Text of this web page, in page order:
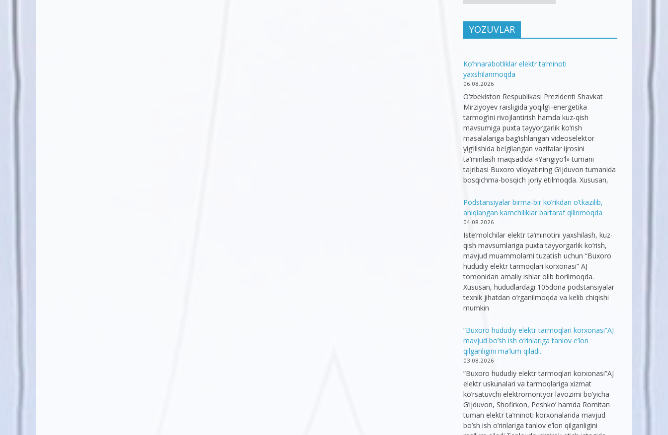
YOZUVLAR
Ko’hnarabotliklar elektr ta’minoti
yaxshilanmoqda
06.08.2026
O‘zbekiston Respublikasi Prezidenti Shavkat
Mirziyoyev raisligida yoqilg‘i-energetika
tarmog‘ini rivojlantirish hamda kuz-qish
mavsumiga puxta tayyorgarlik ko‘rish
masalalariga bag‘ishlangan videoselektor
yig‘ilishida belgilangan vazifalar ijrosini
ta’minlash maqsadida «Yangiyo‘l» tumani
tajribasi Buxoro viloyatining G‘ijduvon tumanida
bosqichma-bosqich joriy etilmoqda. Xususan,
Podstansiyalar birma-bir ko’rikdan o’tkazilib,
aniqlangan kamchiliklar bartaraf qilinmoqda
04.08.2026
Iste’molchilar elektr ta’minotini yaxshilash, kuz-
qish mavsumlariga puxta tayyorgarlik ko‘rish,
mavjud muammolarni tuzatish uchun “Buxoro
hududiy elektr tarmoqlari korxonasi” AJ
tomonidan amaliy ishlar olib borilmoqda.
Xususan, hududlardagi 105dona podstansiyalar
texnik jihatdan o’rganilmoqda va kelib chiqishi
mumkin
“Buxoro hududiy elektr tarmoqlari korxonasi”AJ
mavjud bo’sh ish o’rinlariga tanlov e’lon
qilganligini ma’lum qiladi.
03.08.2026
“Buxoro hududiy elektr tarmoqlari korxonasi”AJ
elektr uskunalari va tarmoqlariga xizmat
ko’rsatuvchi elektromontyor lavozimi bo’yicha
G’ijduvon, Shofirkon, Peshko’ hamda Romitan
tuman elektr ta’minoti korxonalarida mavjud
bo’sh ish o’rinlariga tanlov e’lon qilganligini